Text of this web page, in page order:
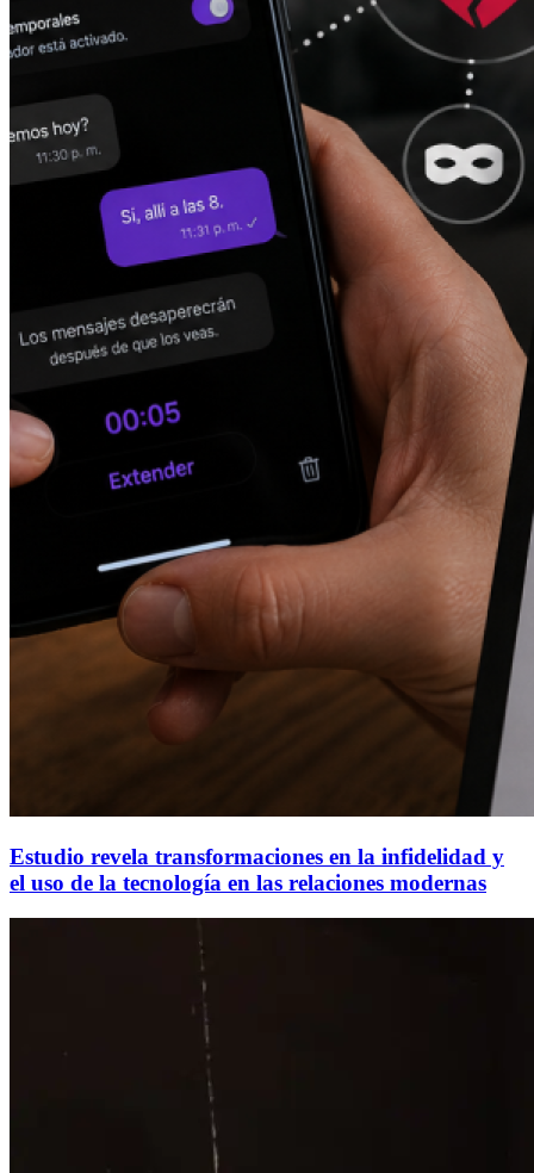
Estudio revela transformaciones en la infidelidad y
el uso de la tecnología en las relaciones modernas